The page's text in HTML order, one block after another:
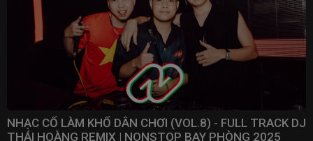
NHẠC CỔ LÀM KHỔ DÂN CHƠI (VOL.8) - FULL TRACK DJ
THÁI HOÀNG REMIX | NONSTOP BAY PHÒNG 2025